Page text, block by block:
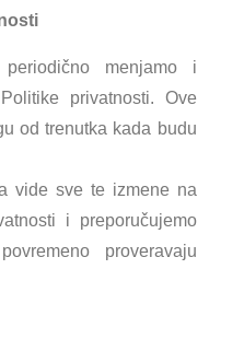
menjamo i
privatnosti. Ove
od trenutka kada budu
vide sve te izmene na
i preporučujemo
proveravaju